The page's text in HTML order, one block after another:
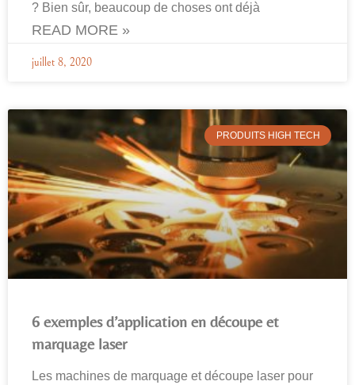
? Bien sûr, beaucoup de choses ont déjà
READ MORE »
juillet 8, 2020
PRODUITS HIGH TECH
6 exemples d’application en découpe et
marquage laser
Les machines de marquage et découpe laser pour